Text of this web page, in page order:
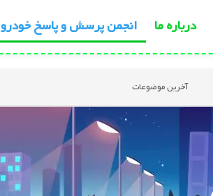
درباره ما انجمن پرسش و پاسخ خودرو
آخرین موضوعات